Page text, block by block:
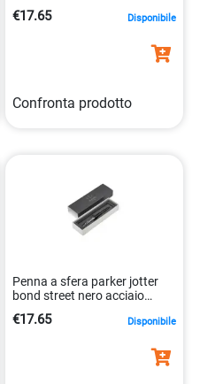
€17.65 Disponibile
Confronta prodotto
Penna a sfera parker jotter
bond street nero acciaio
€17.65 Disponibile